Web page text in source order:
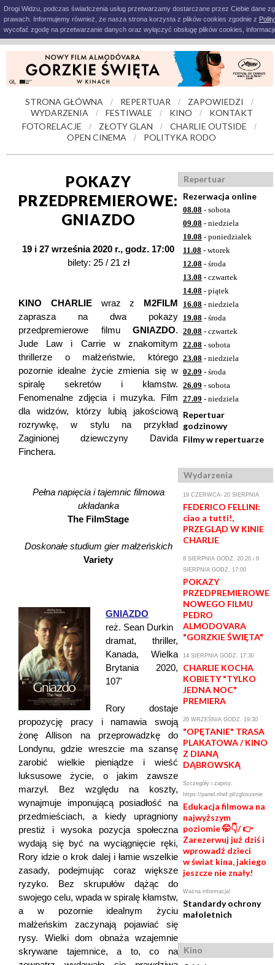
Drogi Widzu, podczas świadczenia usług przetwarzamy dostarczane przez Ciebie dane
prawach. Informujemy również, że nasza strona korzysta z plików cookies zgodnie z
wycofać zgodę na przetwarzanie danych oraz wyłączyć obsługę plików cookies,
STRONA GŁÓWNA / REPERTUAR / ZAPOWIEDZI /
WYDARZENIA / FESTIWALE / KINO /
KONTAKT
FOTORELACJE
/ ZŁOTY GLAN / CHARLIE OUTSIDE /
OPEN CINEMA / POLITYKA RODO
POKAZY
PRZEDPREMIEROWE:
GNIAZDO
19 i 27 września 2020 r., godz. 17:00
bilety: 25 / 21 zł
KINO CHARLIEwraz z M2FILM
zaprasza na dwa pokazy
przedpremierowe filmu GNIAZDO.
Jude Law i Carrie w znakomitym
thrillerze o małżeństwie, którego
pozornie idealne życie zmienia się w
spiralę sekretów i kłamstw.
Fenomenalne zdjęcia i muzyka. Film
dla widzów, którzy lubią jakościową
rozrywkę, w stylu na przykład
Zaginionej dziewczyny Davida
Finchera.
Pełna napięcia i tajemnic filmowa
układanka
The FilmStage
Doskonałe studium gier małżeńskich
Variety
GNIAZDO
reż. Sean Durkin
dramat, thriller,
Kanada, Wielka
Brytania 2020,
107'
Rory dostaje
propozycję pracy i namawia swoją
żonę Allison na przeprowadzkę do
Londynu, gdzie wreszcie ma szansę
zarobić wielkie pieniądze i wieść
luksusowe życie, o jakim zawsze
marzył. Bez względu na koszty,
wynajmuje imponującą posiadłość na
przedmieściach, a kiedy upragniony
prestiż i wysoka pozycja społeczna
wydają się być na wyciągnięcie ręki,
Rory idzie o krok dalej i łamie wszelkie
zasady, podejmując coraz większe
ryzyko. Bez skrupułów dążąc do
swojego celu, wpada w spiralę kłamstw,
a w pozornie idealnym życiu
małżeńskim zaczynają pojawiać się
rysy. Wielki dom obnaża wzajemnie
skrywane tajemnice, a to, co na
Repertuar
Rezerwacja online
08.08 - sobota
09.08 - niedziela
10.08 - poniedziałek
11.08 - wtorek
12.08 - środa
13.08 - czwartek
14.08 - piątek
16.08 - niedziela
19.08 - środa
20.08 - czwartek
22.08 - sobota
23.08 - niedziela
02.09 - środa
26.09 - sobota
27.09 - niedziela
Repertuar
godzinowy
Filmy w repertuarze
Wydarzenia
19 CZERWCA- 20 SIERPNIA
FEDERICO FELLINI:
ciao a tutti!,
PRZEGLĄD W KINIE
CHARLIE
8 SIERPNIA GODZ. 20:20 i 9
SIERPNIA GODZ. 17:00
POKAZY
PRZEDPREMIEROWE
NOWEGO FILMU
PEDRO
ALMODOVARA
"GORZKIE ŚWIĘTA"
14 SIERPNIA GODZ. 17:30
CHARLIE KOCHA
KOBIETY "TYLKO
JEDNA NOC"
PREMIERA
26 WRZEŚNIA GODZ. 19:30
"OPĘTANIE" TRASA
PLAKATOWA / KINO
Z DIANĄ
DĄBROWSKĄ
Szczegóły i zapisy:
https://panel.nhef.pl/zgloszenie
Edukacja filmowa na
najwyższym
poziomie 🤭👇/ 👉
Zarezerwuj już dziś i
wprowadź dzieci
w świat kina, jakiego
jeszcze nie znały!
Ważna informacja!
Standardy ochrony
małoletnich
Kino